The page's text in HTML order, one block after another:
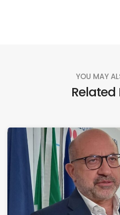
YOU MAY
Related